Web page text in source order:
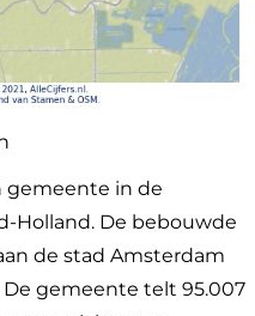
gemeente in de
Holland. De bebouwde
de stad Amsterdam
gemeente telt 95.007